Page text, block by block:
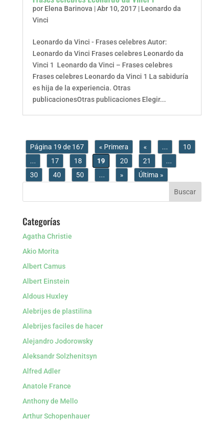
por Elena Barinova |Abr 10, 2017| Leonardo da
Vinci
Leonardo da Vinci - Frases celebres Autor:
Leonardo da Vinci Frases celebres Leonardo da
Vinci 1 Leonardo da Vinci – Frases celebres
Frases celebres Leonardo da Vinci 1 La sabiduría
es hija de la experiencia. Otras
publicacionesOtras publicaciones Elegir...
Página 19 de 167 « Primera « ...
10
...
17 18 19 20 21
...
30
40 50 ... » Última »
Categorías
Agatha Christie
Akio Morita
Albert Camus
Albert Einstein
Aldous Huxley
Alebrijes de plastilina
Alebrijes faciles de hacer
Alejandro Jodorowsky
Aleksandr Solzhenitsyn
Alfred Adler
Anatole France
Anthony de Mello
Arthur Schopenhauer